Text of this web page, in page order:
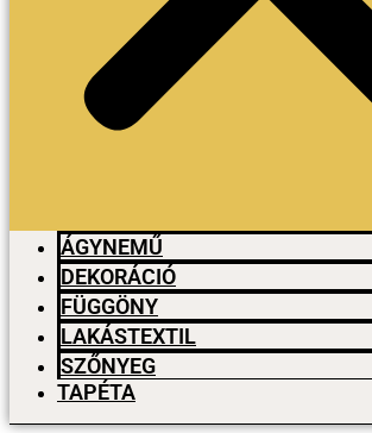
ÁGYNEMŰ
DEKORÁCIÓ
FÜGGÖNY
LAKÁSTEXTIL
SZŐNYEG
TAPÉTA